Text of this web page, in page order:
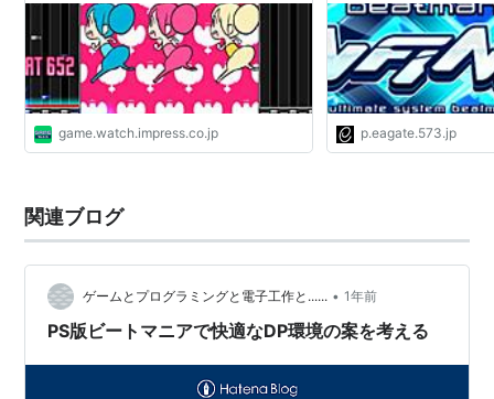
て初めてGREATが出る。
THE FINALにも入っているが7thMIX楽曲にのみ存在
し、それ以外の曲には存在しない。
EXPERT+
6thMIX以降に収録されており、10曲プレイできてお得
だが平均難易度が8以上という酷いコースである。
なお、7thMIX・THE FINALとだんだんレベルが上がっ
ていった。
7thMIXに関してはインターネットランキング対象コー
スでもあった。
game.watch.impress.co.jp p.eagate.573.jp
関連ブログ
ゲームとプログラミングと電子工作と...... • 1年前
PS版ビートマニアで快適なDP環境の案を考える